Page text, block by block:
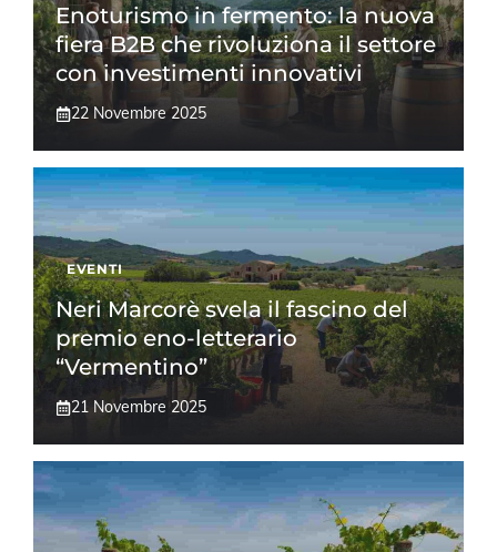
Enoturismo in fermento: la nuova
fiera B2B che rivoluziona il settore
con investimenti innovativi
22 Novembre 2025
EVENTI
Neri Marcorè svela il fascino del
premio eno-letterario
“Vermentino”
21 Novembre 2025